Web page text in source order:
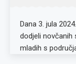
Dana 3. jula
dodjeli novčanih
mladih s